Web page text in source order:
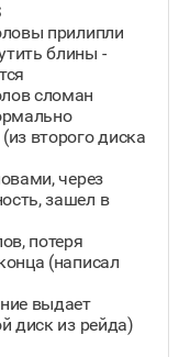
прилипли
блины -
сломан
второго диска
через
зашел в
потеря
(написал
выдает
диск из рейда)